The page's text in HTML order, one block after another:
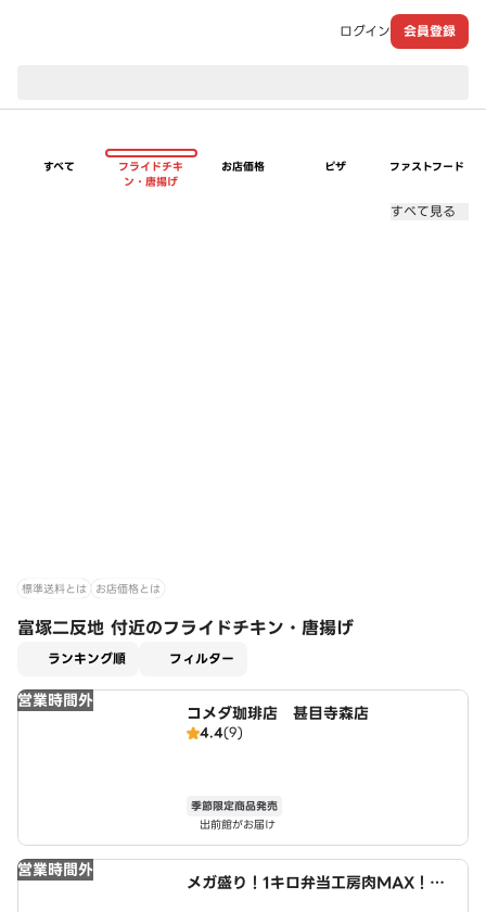
ログイン 会員登録
すべて
フライドチキ
ン・唐揚げ
お店価格 ピザ ファストフード
すべて見る
標準送料とは お店価格とは
富塚二反地 付近のフライドチキン・唐揚げ
ランキング順 フィルター
営業時間外
コメダ珈琲店 甚目寺森店
4.4(9)
季節限定商品発売
出前館がお届け
営業時間外
メガ盛り！1キロ弁当工房肉MAX！大